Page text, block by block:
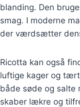
blanding. Den
smag. I moderne
der værdsætter
Ricotta kan også
luftige kager og
både søde og salte
skaber lækre og